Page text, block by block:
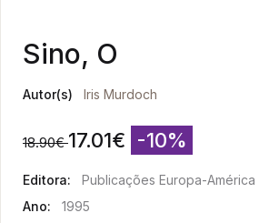
Sino, O
Autor(s) Iris Murdoch
18.90€ 17.01€ -10%
Editora:
Publicações Europa-América
Ano:
1995